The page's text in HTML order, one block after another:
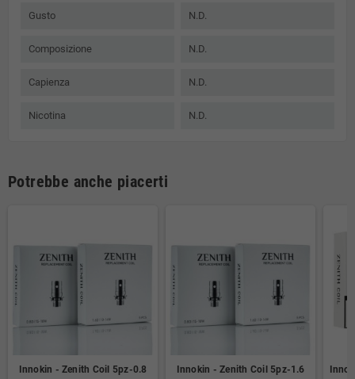
Gusto N.D.
Composizione N.D.
Capienza N.D.
Nicotina N.D.
Potrebbe anche piacerti
Innokin - Zenith Coil 5pz-0.8
Innokin - Zenith Coil 5pz-1.6